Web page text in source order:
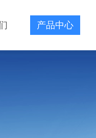
产品中心